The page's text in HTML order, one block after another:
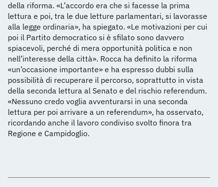
della riforma. «L’accordo era che si facesse la prima
lettura e poi, tra le due letture parlamentari, si lavorasse
alla legge ordinaria», ha spiegato. «Le motivazioni per cui
poi il Partito democratico si è sfilato sono davvero
spiacevoli, perché di mera opportunità politica e non
nell’interesse della città». Rocca ha definito la riforma
«un’occasione importante» e ha espresso dubbi sulla
possibilità di recuperare il percorso, soprattutto in vista
della seconda lettura al Senato e del rischio referendum.
«Nessuno credo voglia avventurarsi in una seconda
lettura per poi arrivare a un referendum», ha osservato,
ricordando anche il lavoro condiviso svolto finora tra
Regione e Campidoglio.